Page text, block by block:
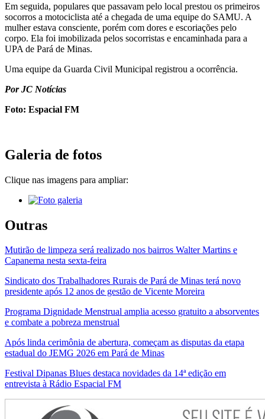
Em seguida, populares que passavam pelo local prestou os primeiros
socorros a motociclista até a chegada de uma equipe do SAMU. A
mulher estava consciente, porém com dores e escoriações pelo
corpo. Ela foi imobilizada pelos socorristas e encaminhada para a
UPA de Pará de Minas.
Uma equipe da Guarda Civil Municipal registrou a ocorrência.
Por JC Notícias
Foto: Espacial FM
Galeria de fotos
Clique nas imagens para ampliar:
Outras
Mutirão de limpeza será realizado nos bairros Walter Martins e
Capanema nesta sexta-feira
Sindicato dos Trabalhadores Rurais de Pará de Minas terá novo
presidente após 12 anos de gestão de Vicente Moreira
Programa Dignidade Menstrual amplia acesso gratuito a absorventes
e combate a pobreza menstrual
Após linda cerimônia de abertura, começam as disputas da etapa
estadual do JEMG 2026 em Pará de Minas
Festival Dipanas Blues destaca novidades da 14ª edição em
entrevista à Rádio Espacial FM